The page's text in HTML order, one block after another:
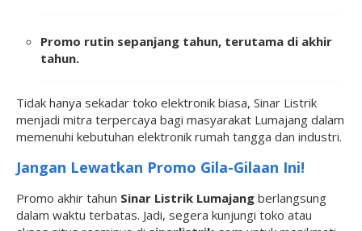
Promo rutin sepanjang tahun, terutama di akhir
tahun.
Tidak hanya sekadar toko elektronik biasa, Sinar Listrik
menjadi mitra terpercaya bagi masyarakat Lumajang dalam
memenuhi kebutuhan elektronik rumah tangga dan industri.
Jangan Lewatkan Promo Gila-Gilaan Ini!
Promo akhir tahun Sinar Listrik Lumajang berlangsung
dalam waktu terbatas. Jadi, segera kunjungi toko atau